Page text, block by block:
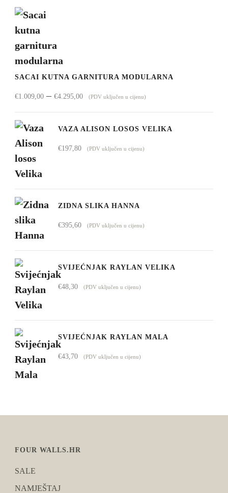
SACAI KUTNA GARNITURA MODULARNA
€1.009,00 – €4.295,00Raspon
cijena:
od
do
(PDV uključen u cijenu)
VAZA ALISON LOSOS VELIKA
€197,80 (PDV uključen u cijenu)
ZIDNA SLIKA HANNA
€395,60 (PDV uključen u cijenu)
SVIJEĆNJAK RAYLAN VELIKA
€48,30 (PDV uključen u cijenu)
SVIJEĆNJAK RAYLAN MALA
€43,70 (PDV uključen u cijenu)
FOUR WALLS.HR
SALE
NAMJEŠTAJ